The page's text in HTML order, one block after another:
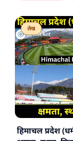
लेख
हिमाचल प्रदेश